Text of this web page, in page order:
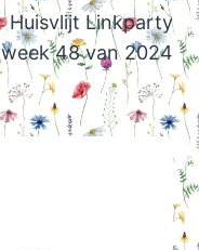
Huisvlijt Linkparty
week 48 van 2024